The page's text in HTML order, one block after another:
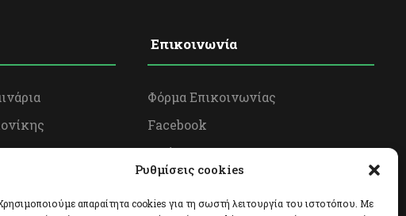
Ρυθμίσεις cookies
απαραίτητα cookies για τη σωστή λειτουργία του ιστοτόπου. Με
Επικοινωνία
Φόρμα Επικοινωνίας
Facebook
Twitter
Instagram